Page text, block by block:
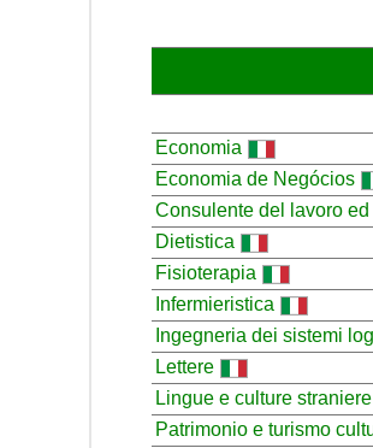
Economia
Economia de Negócios
Consulente del lavoro
Dietistica
Fisioterapia
Infermieristica
Ingegneria dei sistemi
Lettere
Lingue e culture straniere
Patrimonio e turismo